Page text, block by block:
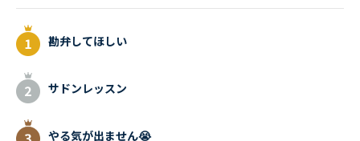
勘弁してほしい
サドンレッスン
やる気が出ません😭